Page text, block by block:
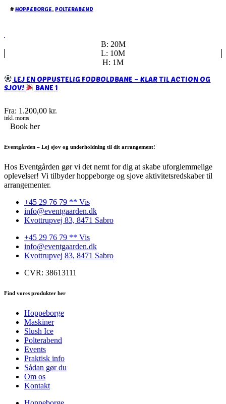
#HOPPEBORGE POLTERABEND
B: 20M
L: 10M
H: 1M
LEJ EN OPPUSTELIG FODBOLDBANE – KLAR TIL ACTION OG
SJOV!
BANE 1
Fra: 1.200,00 kr.
inkl. moms
Book her
Eventgården – Lej sjov og underholdning til dit arrangement!
Hos Eventgården gør vi det nemt for dig at skabe uforglemmelige
oplevelser! Vi tilbyder hoppeborge og sjove aktivitetsredskaber til
arrangementer.
+45 29 76 79 ** Vis
info@eventgaarden.dk
Kvottrupvej 83, 8471 Sabro
+45 29 76 79 ** Vis
info@eventgaarden.dk
Kvottrupvej 83, 8471 Sabro
CVR: 38613111
Find vores produkter her
Hoppeborge
Maskiner
Slush Ice
Polterabend
Events
Praktisk info
Sådan gør du
Om os
Kontakt